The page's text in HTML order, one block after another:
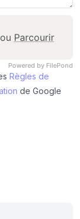
Powered by FilePond
Parcourir
Règles de
de Google